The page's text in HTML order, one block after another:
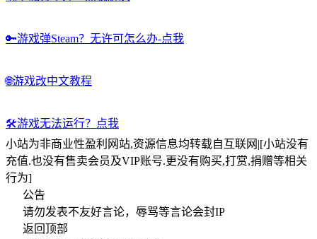
🔑游戏弹Steam？无许可怎么办-点我
🌐游戏改中文教程
🛠️游戏无法运行？点我
小站为非商业性盈利网站,资源信息均转载自互联网|[小站没有
充值.也没有售卖会员及VIP账号.更没有购买,打赏,捐赠等相关
行为]
公告
请勿发表不友好言论，辱骂等言论会封IP
返回顶部